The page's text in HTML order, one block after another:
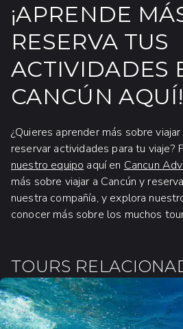
¡APRENDE
RESERVA TUS
ACTIVIDADES
CANCÚN AQUÍ!
¿Quieres aprender más sobre
reservar actividades para tu viaje?
nuestro equipo aquí en Cancun
más sobre viajar a Cancún y
nuestra compañía, y explora
conocer más sobre los muchos
TOURS